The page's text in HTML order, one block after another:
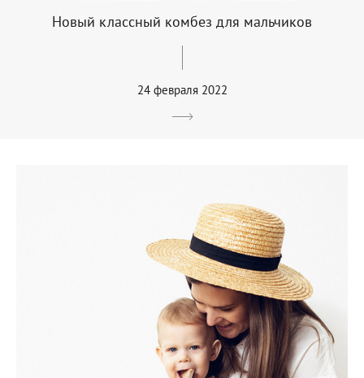
Новый классный комбез для мальчиков
24 февраля 2022